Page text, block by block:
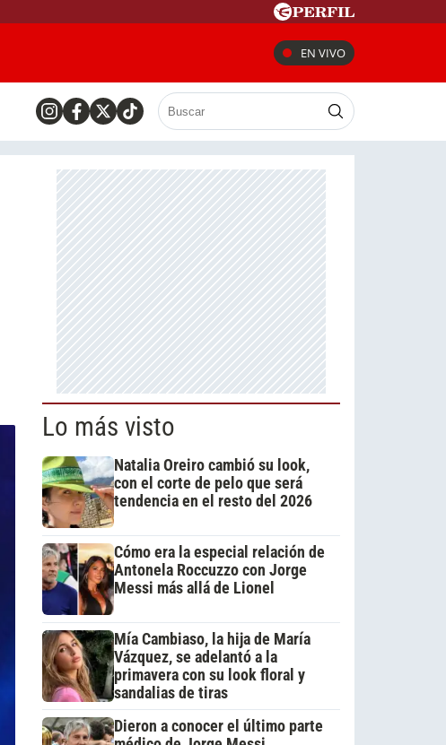
EN VIVO
Lo más visto
Natalia Oreiro cambió su look,
con el corte de pelo que será
tendencia en el resto del 2026
Cómo era la especial relación de
Antonela Roccuzzo con Jorge
Messi más allá de Lionel
Mía Cambiaso, la hija de María
Vázquez, se adelantó a la
primavera con su look floral y
sandalias de tiras
Dieron a conocer el último parte